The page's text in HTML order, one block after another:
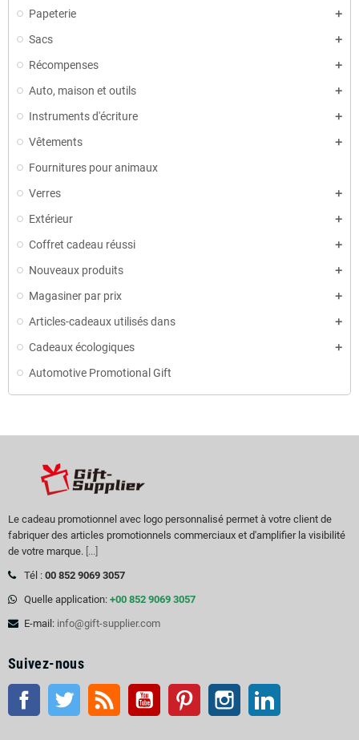
Papeterie
Sacs
Récompenses
Auto, maison et outils
Instruments d'écriture
Vêtements
Fournitures pour animaux
Verres
Extérieur
Coffret cadeau réussi
Nouveaux produits
Magasiner par prix
Articles-cadeaux utilisés dans
Cadeaux écologiques
Automotive Promotional Gift
Le cadeau promotionnel avec logo personnalisé permet à votre client de
fabriquer des articles promotionnels commerciaux et d'amplifier la visibilité
de votre marque. [...]
Tél : 00 852 9069 3057
Quelle application: +00 852 9069 3057
E-mail: info@gift-supplier.com
Suivez-nous
Facebook Twitter RSS Youtube Pinterest Instagram